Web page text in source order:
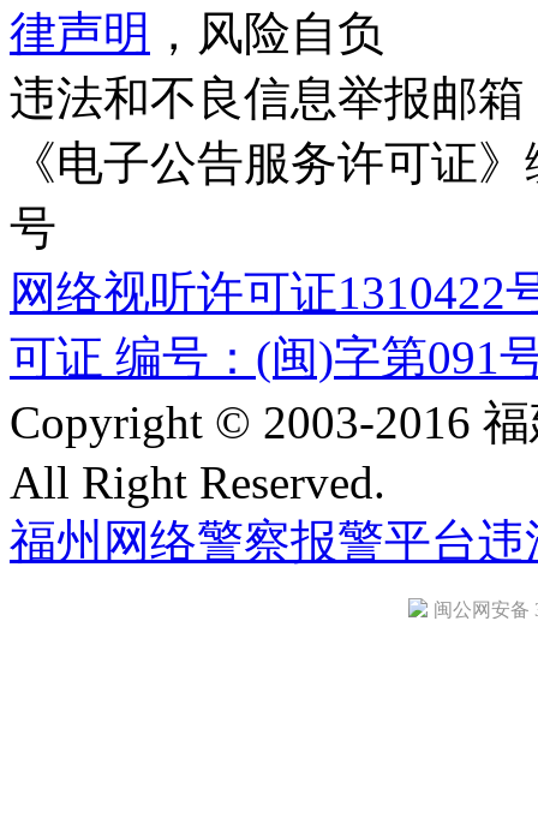
律声明 ，风险自负
违法和不良信息举报邮箱
《电子公告服务许可证
号
网络视听许可证1310422
可证 编号：(闽)字第091
Copyright © 2003-2016
All Right Reserved.
福州网络警察报警平台违
闽公网安备